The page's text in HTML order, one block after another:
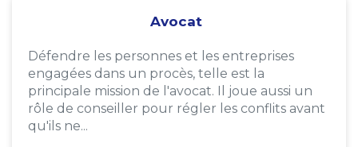
Avocat
Défendre les personnes et les entreprises
engagées dans un procès, telle est la
principale mission de l'avocat. Il joue aussi un
rôle de conseiller pour régler les conflits avant
qu'ils ne...